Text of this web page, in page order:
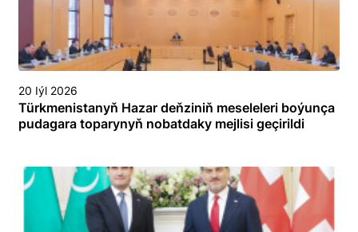
20 Iýl 2026
Türkmenistanyň Hazar deňziniň meseleleri boýunça
pudagara toparynyň nobatdaky mejlisi geçirildi